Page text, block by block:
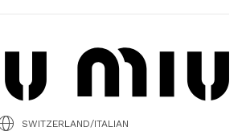
SWITZERLAND/ITALIAN